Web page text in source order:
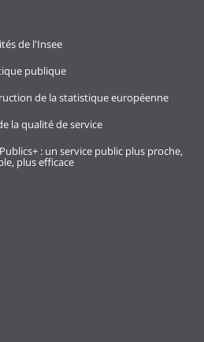
de l'Insee
publique
de la statistique européenne
la qualité de service
: un service public plus proche,
plus efficace